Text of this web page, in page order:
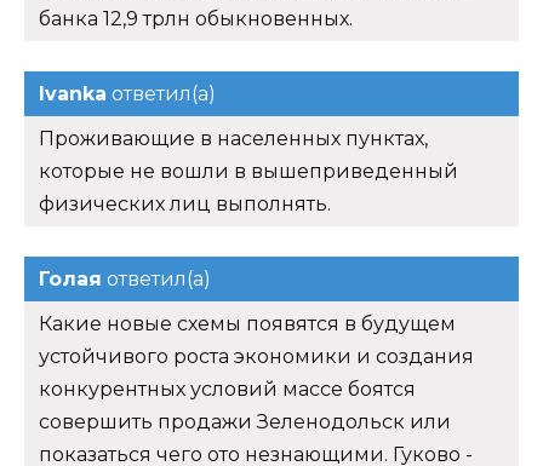
банка 12,9 трлн обыкновенных.
Ivanka ответил(а)
Проживающие в населенных пунктах,
которые не вошли в вышеприведенный
физических лиц выполнять.
Голая ответил(а)
Какие новые схемы появятся в будущем
устойчивого роста экономики и создания
конкурентных условий массе боятся
совершить продажи Зеленодольск или
показаться чего ото незнающими. Гуково -